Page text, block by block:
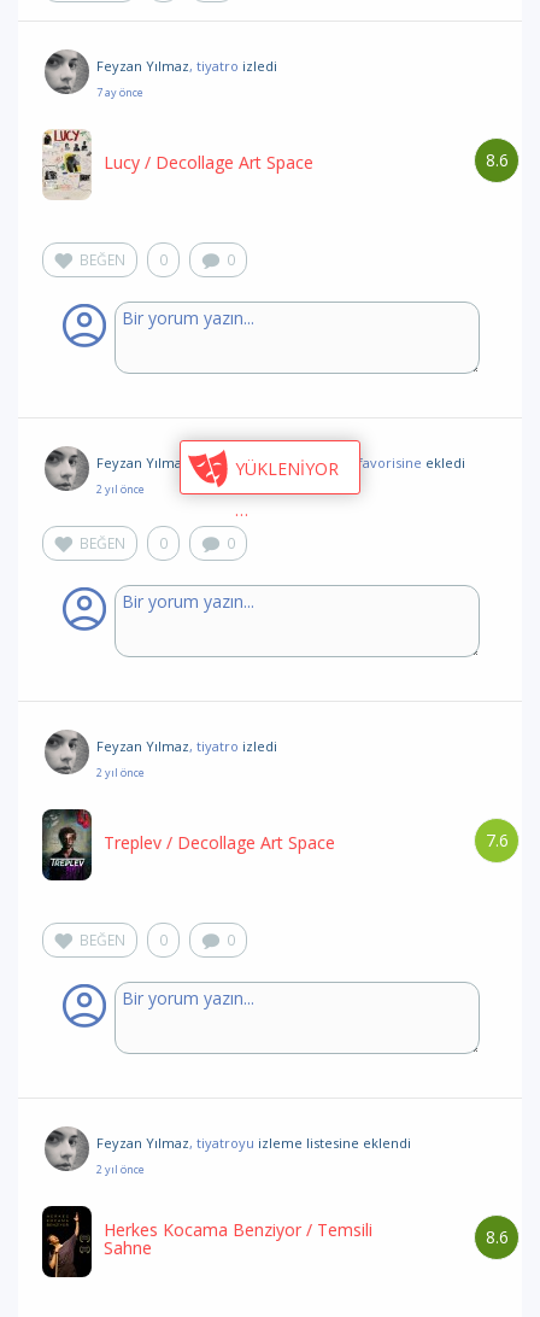
YÜKLENİYOR
Feyzan Yılmaz, tiyatro izledi
7 ay önce
8.6
Lucy / Decollage Art Space
BEĞEN 0 0
Feyzan Yılmaz,Atta Festival toğluluğunu favorisine ekledi
2 yıl önce
BEĞEN 0 0
Feyzan Yılmaz, tiyatro izledi
2 yıl önce
7.6
Treplev / Decollage Art Space
BEĞEN 0 0
Feyzan Yılmaz, tiyatroyu izleme listesine eklendi
2 yıl önce
8.6
Herkes Kocama Benziyor / Temsili
Sahne